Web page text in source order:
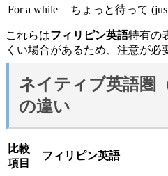
For a while ちょっと待って
これらはフィリピン英語特有の
くい場合があるため、注意が必
ネイティブ英語圏
の違い
比較
項目
フィリピン英語